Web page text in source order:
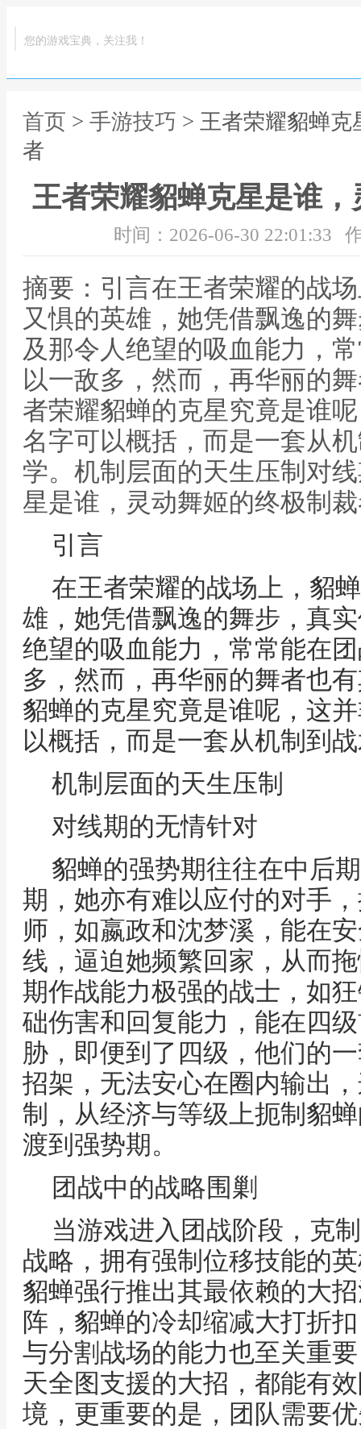
您的游戏宝典，关注我！
首页 > 手游技巧 > 王者荣耀貂蝉
者
王者荣耀貂蝉克星是谁
时间：2026-06-30 22:01:33
摘要：引言在王者荣耀的战
又惧的英雄，她凭借飘逸的
及那令人绝望的吸血能力，
以一敌多，然而，再华丽的
者荣耀貂蝉的克星究竟是谁
名字可以概括，而是一套从
学。机制层面的天生压制对
星是谁，灵动舞姬的终极制
引言
在王者荣耀的战场上，貂
雄，她凭借飘逸的舞步，真
绝望的吸血能力，常常能在
多，然而，再华丽的舞者也
貂蝉的克星究竟是谁呢，这
以概括，而是一套从机制到
机制层面的天生压制
对线期的无情针对
貂蝉的强势期往往在中后
期，她亦有难以应付的对手
师，如嬴政和沈梦溪，能在
线，逼迫她频繁回家，从而
期作战能力极强的战士，如
础伤害和回复能力，能在四
胁，即便到了四级，他们的
招架，无法安心在圈内输出
制，从经济与等级上扼制貂
渡到强势期。
团战中的战略围剿
当游戏进入团战阶段，克
战略，拥有强制位移技能的
貂蝉强行推出其最依赖的大
阵，貂蝉的冷却缩减大打折
与分割战场的能力也至关重
天全图支援的大招，都能有
境，更重要的是，团队需要